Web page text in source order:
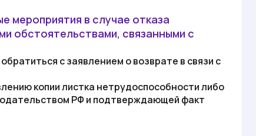
мероприятия в случае отказа
обстоятельствами, связанными с
с заявлением о возврате в связи с
копии листка нетрудоспособности либо
РФ и подтверждающей факт